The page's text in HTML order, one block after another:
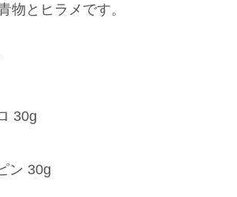
物とヒラメです。
30g
ン 30g